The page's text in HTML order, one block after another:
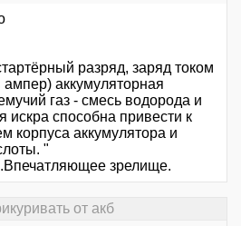
разряд, заряд током
ампер) аккумуляторная
газ - смесь водорода и
способна привести к
корпуса аккумулятора и
"
зрелище.
от акб